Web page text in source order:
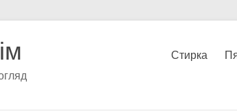
Стирка